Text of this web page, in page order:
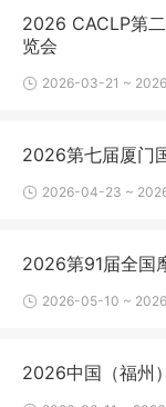
2026 CACLP第
览会
2026-03-21 ~
2026第七届厦门
2026-04-23 ~
2026第91届全国
2026-05-10 ~
2026中国（福州